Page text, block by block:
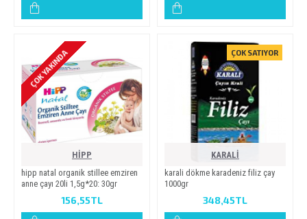
ÇOK YAKINDA
HİPP
hi̇pp natal organi̇k sti̇llee emzi̇ren
anne çayi 20li̇ 1,5g*20: 30gr
156,55TL
ÇOK SATIYOR
KARALİ
karali dökme karadeniz filiz çay
1000gr
348,45TL